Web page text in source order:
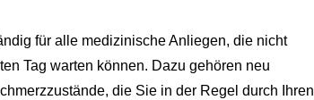
für alle medizinische Anliegen, die nicht
Tag warten können. Dazu gehören neu
die Sie in der Regel durch Ihren